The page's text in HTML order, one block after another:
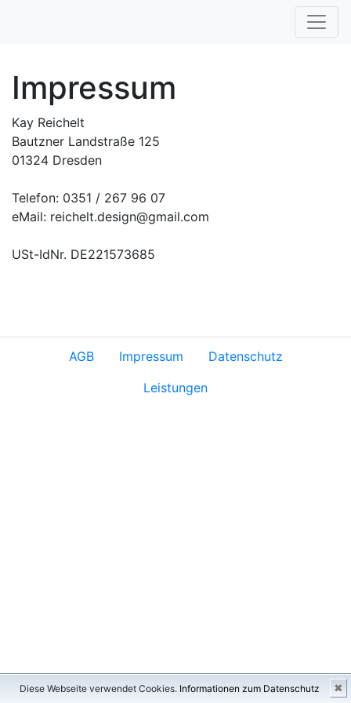
Impressum
Kay Reichelt
Bautzner Landstraße 125
01324 Dresden
Telefon: 0351 / 267 96 07
eMail: reichelt.design@gmail.com
USt-IdNr. DE221573685
AGB Impressum
Datenschutz
Leistungen
Diese Webseite verwendet Cookies. Informationen zum Datenschutz ✖